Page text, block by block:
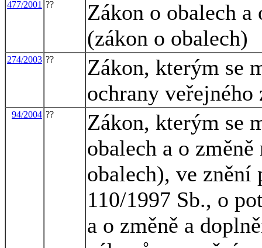
477/2001 ??
Zákon o obalech a
(zákon o obalech)
274/2003 ??
Zákon, kterým se
ochrany veřejného
94/2004 ??
Zákon, kterým se
obalech a o
obalech), ve znění
110/1997 Sb., o
a o změně a